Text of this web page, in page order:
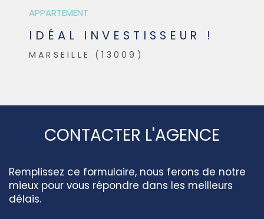
APPARTEMENT
IDÉAL INVESTISSEUR !
MARSEILLE (13009)
CONTACTER L'AGENCE
Remplissez ce formulaire, nous ferons de notre
mieux pour vous répondre dans les meilleurs
délais.